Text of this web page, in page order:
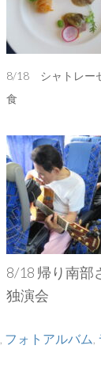
8/18 シャトレー
食
8/18 帰り南部
独演会
フォトアルバム